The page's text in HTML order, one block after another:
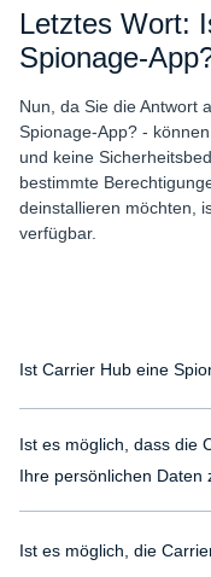
Letztes Wort:
Spionage-
Nun, da Sie die Antwort
Spionage-App? -
und keine
bestimmte
deinstallieren möchten,
verfügbar.
Ist Carrier Hub eine
Optimierung der
Betreibereinstellungen und
Ist es möglich, dass die
Ihre persönlichen Daten
zugreifen. Sie erfordert,
Ist es möglich, die